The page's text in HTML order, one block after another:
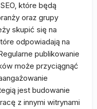
które będą
oraz grupy
skupić się na
odpowiadają na
publikowanie
może przyciągnąć
jest budowanie
z innymi witrynami